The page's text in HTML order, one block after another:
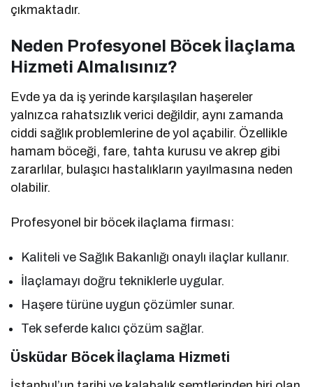
çıkmaktadır.
Neden Profesyonel Böcek İlaçlama
Hizmeti Almalısınız?
Evde ya da iş yerinde karşılaşılan haşereler
yalnızca rahatsızlık verici değildir, aynı zamanda
ciddi sağlık problemlerine de yol açabilir. Özellikle
hamam böceği, fare, tahta kurusu ve akrep gibi
zararlılar, bulaşıcı hastalıkların yayılmasına neden
olabilir.
Profesyonel bir böcek ilaçlama firması:
Kaliteli ve Sağlık Bakanlığı onaylı ilaçlar kullanır.
İlaçlamayı doğru tekniklerle uygular.
Haşere türüne uygun çözümler sunar.
Tek seferde kalıcı çözüm sağlar.
Üsküdar Böcek İlaçlama Hizmeti